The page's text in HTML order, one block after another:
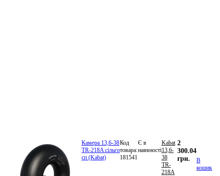
Камера 13,6-38
TR-218A сільго
сп (Kabat)
Код
товара:
181541
Є в
наявності
Kabat
13,6-
38
TR-
218A
2
300.04
грн.
В
кошик